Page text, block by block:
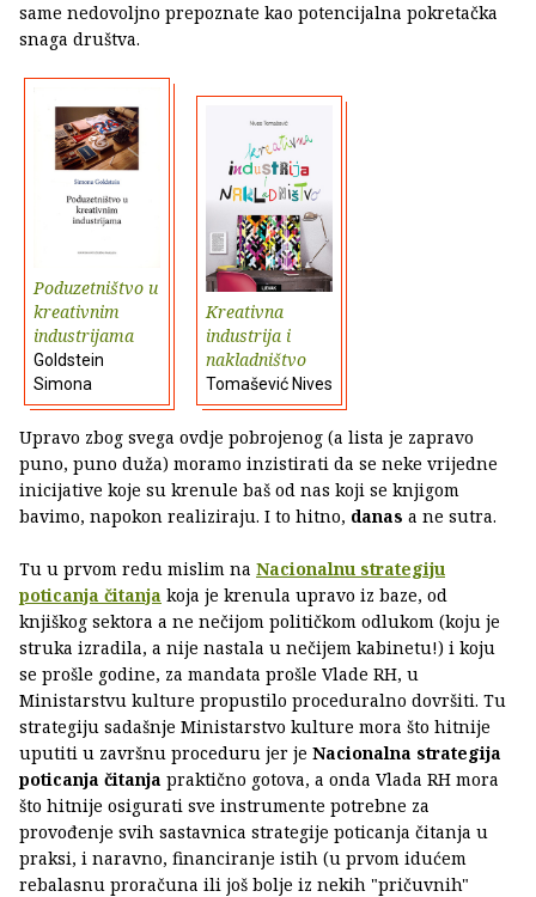
same nedovoljno prepoznate kao potencijalna pokretačka
snaga društva.
Poduzetništvo u
kreativnim
industrijama
Goldstein
Simona
Kreativna
industrija i
nakladništvo
Tomašević Nives
Upravo zbog svega ovdje pobrojenog (a lista je zapravo
puno, puno duža) moramo inzistirati da se neke vrijedne
inicijative koje su krenule baš od nas koji se knjigom
bavimo, napokon realiziraju. I to hitno, danas a ne sutra.
Tu u prvom redu mislim na Nacionalnu strategiju
poticanja čitanja koja je krenula upravo iz baze, od
knjiškog sektora a ne nečijom političkom odlukom (koju je
struka izradila, a nije nastala u nečijem kabinetu!) i koju
se prošle godine, za mandata prošle Vlade RH, u
Ministarstvu kulture propustilo proceduralno dovršiti. Tu
strategiju sadašnje Ministarstvo kulture mora što hitnije
uputiti u završnu proceduru jer je Nacionalna strategija
poticanja čitanja praktično gotova, a onda Vlada RH mora
što hitnije osigurati sve instrumente potrebne za
provođenje svih sastavnica strategije poticanja čitanja u
praksi, i naravno, financiranje istih (u prvom idućem
rebalasnu proračuna ili još bolje iz nekih "pričuvnih"